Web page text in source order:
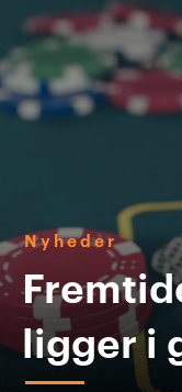
Nyheder
ligger i